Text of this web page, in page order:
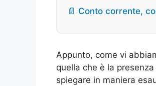
📄 Conto corrente,
Appunto, come vi
quella che è la
spiegare in maniera